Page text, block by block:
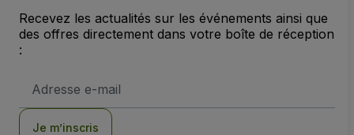
Recevez les actualités sur les événements ainsi que
des offres directement dans votre boîte de réception
:
e-
Je m’inscris